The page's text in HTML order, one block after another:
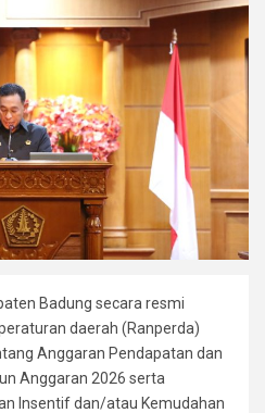
Badung secara resmi
daerah (Ranperda)
Anggaran Pendapatan dan
Anggaran 2026 serta
Insentif dan/atau Kemudahan